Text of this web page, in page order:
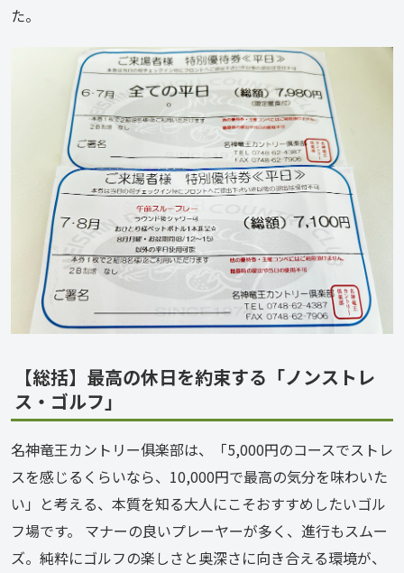
た。
【総括】最高の休日を約束する「ノンストレ
ス・ゴルフ」
名神竜王カントリー俱楽部は、「5,000円のコースでストレ
スを感じるくらいなら、10,000円で最高の気分を味わいた
い」と考える、本質を知る大人にこそおすすめしたいゴル
フ場です。 マナーの良いプレーヤーが多く、進行もスムー
ズ。純粋にゴルフの楽しさと奥深さに向き合える環境が、